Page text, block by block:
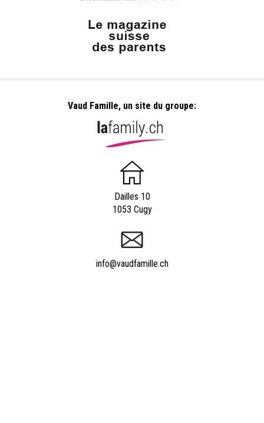
Vaud Famille, un site du groupe:
Dailles 10
1053 Cugy
info@vaudfamille.ch